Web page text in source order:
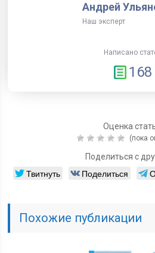
Андрей
Наш эксперт
Написано
168
Оценка
(пока
Поделиться с
Твитнуть Поделиться
Похожие публикации